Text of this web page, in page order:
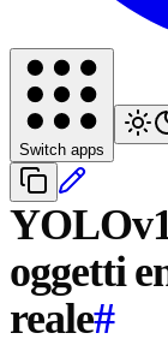
Switch apps
oggetti
reale#